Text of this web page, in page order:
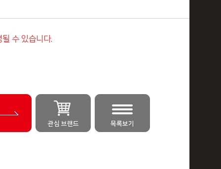
수 있습니다.
관심 브랜드 목록보기